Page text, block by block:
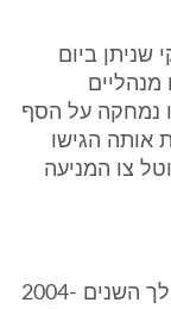
שניתן ביום
מנהליים
נמחקה על הסף
אותה הגישו
צו המניעה
1. המבקשים והמשיבים 6-7 רכשו, במהלך השנים 2004-